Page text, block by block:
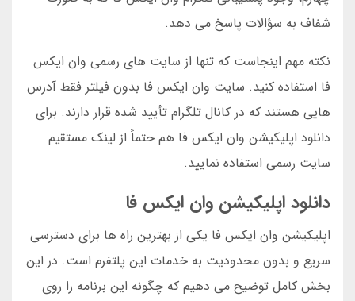
شفاف به سؤالات پاسخ می دهد.
نکته مهم اینجاست که تنها از سایت های رسمی وان ایکس
فا استفاده کنید. سایت وان ایکس فا بدون فیلتر فقط آدرس
هایی هستند که در کانال تلگرام تأیید شده قرار دارند. برای
دانلود اپلیکیشن وان ایکس فا هم حتماً از لینک مستقیم
سایت رسمی استفاده نمایید.
دانلود اپلیکیشن وان ایکس فا
اپلیکیشن وان ایکس فا یکی از بهترین راه ها برای دسترسی
سریع و بدون محدودیت به خدمات این پلتفرم است. در این
بخش کامل توضیح می دهیم که چگونه این برنامه را روی